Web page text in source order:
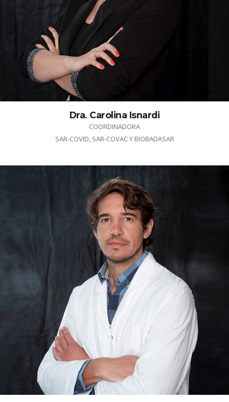
Dra. Carolina Isnardi
COORDINADORA
SAR-COVID, SAR-COVAC Y BIOBADASAR